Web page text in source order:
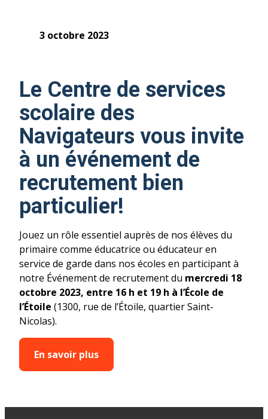
3 octobre 2023
Le Centre de services
scolaire des
Navigateurs vous invite
à un événement de
recrutement bien
particulier!
Jouez un rôle essentiel auprès de nos élèves du
primaire comme éducatrice ou éducateur en
service de garde dans nos écoles en participant à
notre Événement de recrutement du mercredi 18
octobre 2023, entre 16 h et 19 h à l’École de
l’Étoile (1300, rue de l’Étoile, quartier Saint-
Nicolas).
En savoir plus